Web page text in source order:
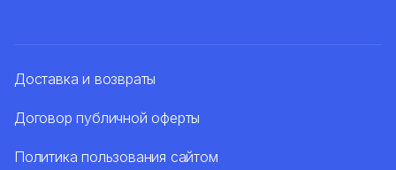
Доставка и возвраты
Договор публичной оферты
Политика пользования сайтом